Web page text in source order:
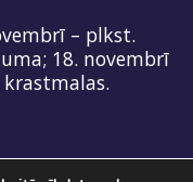
– plkst.
18. novembrī